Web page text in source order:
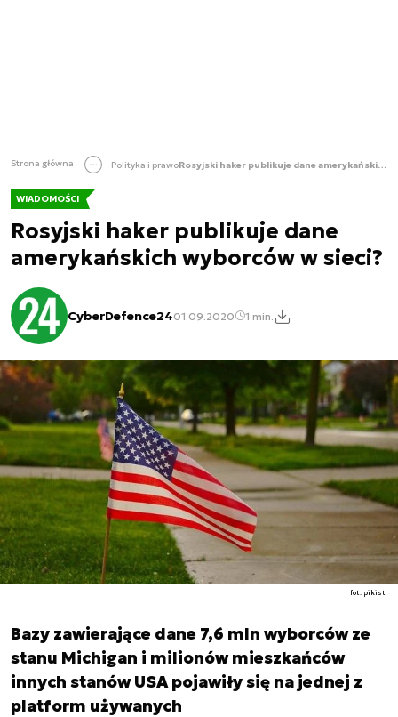
Strona główna Polityka i prawo Rosyjski haker publikuje dane amerykańskich wyborców w sieci?
WIADOMOŚCI
Rosyjski haker publikuje dane
amerykańskich wyborców w sieci?
CyberDefence2401.09.2020 1 min.
fot. pikist
Bazy zawierające dane 7,6 mln wyborców ze
stanu Michigan i milionów mieszkańców
innych stanów USA pojawiły się na jednej z
platform używanych